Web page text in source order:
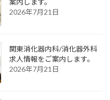
案内します。
2026年7月21日
関東消化器内科/消化器外科
求人情報をご案内します。
2026年7月21日